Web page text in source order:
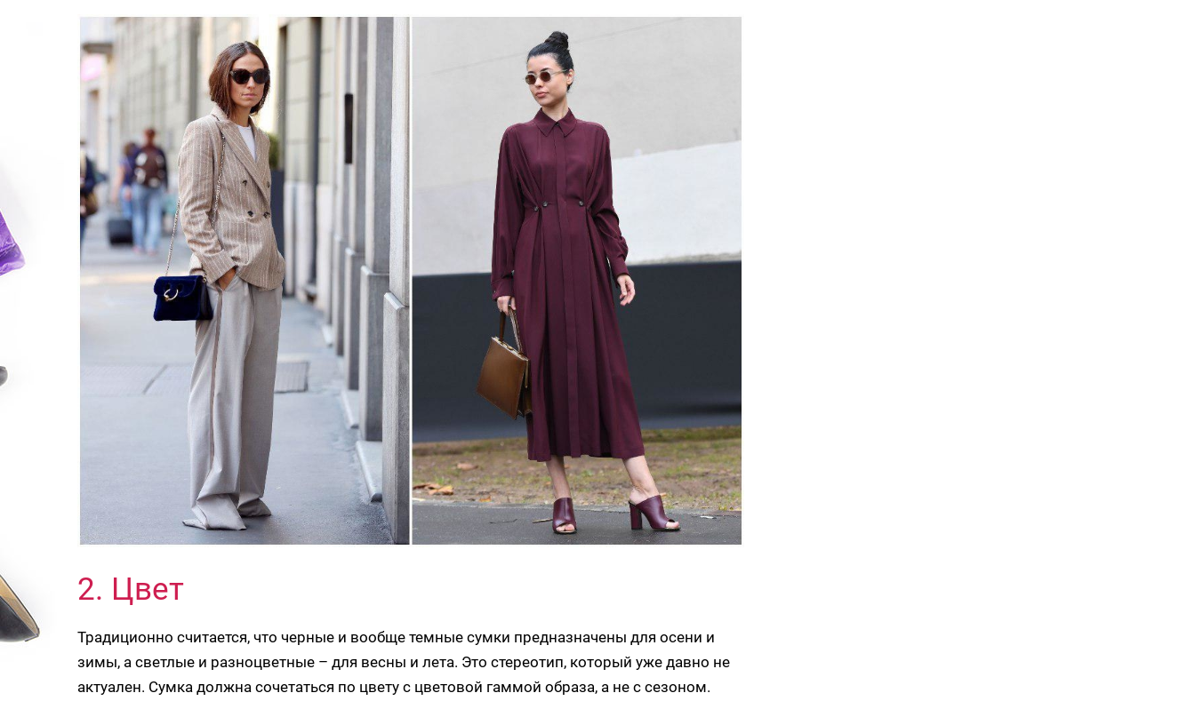
2. Цвет
Традиционно считается, что черные и вообще темные сумки предназначены для осени и
зимы, а светлые и разноцветные – для весны и лета. Это стереотип, который уже давно не
актуален. Сумка должна сочетаться по цвету с цветовой гаммой образа, а не с сезоном.